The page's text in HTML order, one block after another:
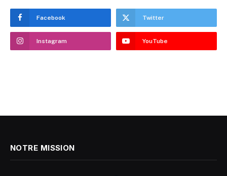
Facebook Twitter
Instagram YouTube
NOTRE MISSION